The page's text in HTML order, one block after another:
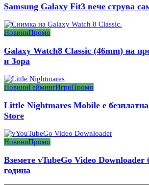
Samsung Galaxy Fit3 вече струва
НовиниПромо
Galaxy Watch8 Classic (46mm) на
и Зора
НовиниГеймингИгриПромо
Little Nightmares Mobile е
Store
НовиниПромо
Вземете vTubeGo Video Downloader
година